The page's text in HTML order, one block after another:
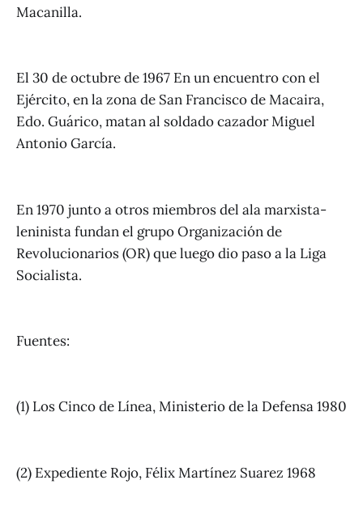
Macanilla.
El 30 de octubre de 1967 En un encuentro con el
Ejército, en la zona de San Francisco de Macaira,
Edo. Guárico, matan al soldado cazador Miguel
Antonio García.
En 1970 junto a otros miembros del ala marxista-
leninista fundan el grupo Organización de
Revolucionarios (OR) que luego dio paso a la Liga
Socialista.
Fuentes:
(1) Los Cinco de Línea, Ministerio de la Defensa 1980
(2) Expediente Rojo, Félix Martínez Suarez 1968